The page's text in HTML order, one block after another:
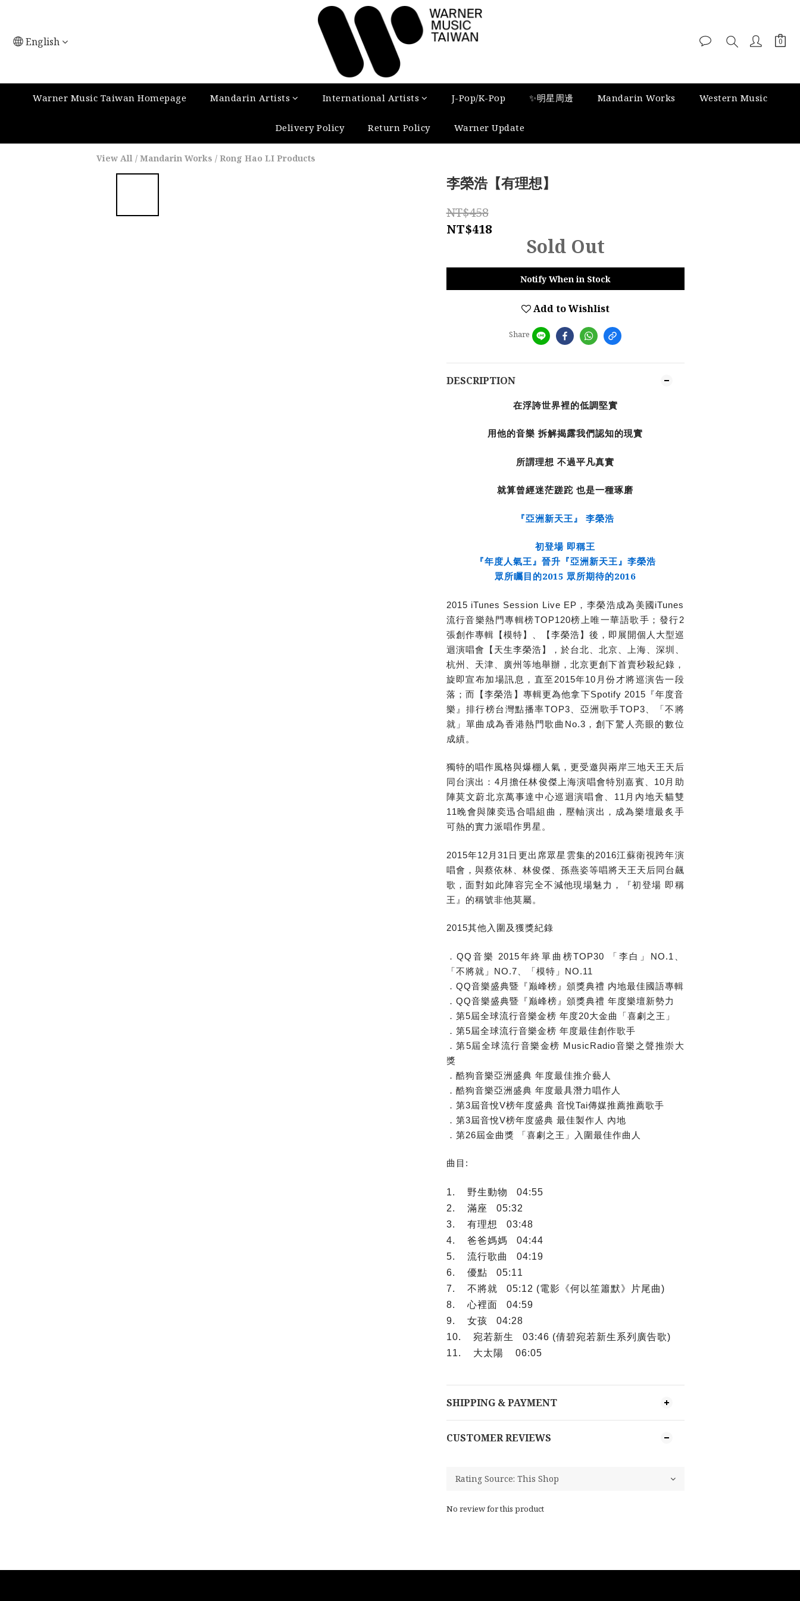
English
Warner Music Taiwan Homepage Mandarin Artists International Artists J-Pop/K-Pop ✨明星周邊 Mandarin Works Western Music
Delivery Policy Return Policy Warner Update
View All / Mandarin Works / Rong Hao LI Products
李榮浩【有理想】
NT$458
NT$418
Sold Out
Notify When in Stock
Add to Wishlist
Share
DESCRIPTION
在浮誇世界裡的低調堅實
用他的音樂 拆解揭露我們認知的現實
所謂理想 不過平凡真實
就算曾經迷茫蹉跎 也是一種琢磨
『亞洲新天王』 李榮浩
初登場 即稱王
『年度人氣王』晉升『亞洲新天王』李榮浩
眾所矚目的2015 眾所期待的2016
2015 iTunes Session Live EP，李榮浩成為美國iTunes
流行音樂熱門專輯榜TOP120榜上唯一華語歌手；發行2
張創作專輯【模特】、【李榮浩】後，即展開個人大型巡
迴演唱會【天生李榮浩】，於台北、北京、上海、深圳、
杭州、天津、廣州等地舉辦，北京更創下首賣秒殺紀錄，
旋即宣布加場訊息，直至2015年10月份才將巡演告一段
落；而【李榮浩】專輯更為他拿下Spotify 2015『年度音
樂』排行榜台灣點播率TOP3、亞洲歌手TOP3、「不將
就」單曲成為香港熱門歌曲No.3，創下驚人亮眼的數位
成績。
獨特的唱作風格與爆棚人氣，更受邀與兩岸三地天王天后
同台演出：4月擔任林俊傑上海演唱會特別嘉賓、10月助
陣莫文蔚北京萬事達中心巡迴演唱會、11月內地天貓雙
11晚會與陳奕迅合唱組曲，壓軸演出，成為樂壇最炙手
可熱的實力派唱作男星。
2015年12月31日更出席眾星雲集的2016江蘇衛視跨年演
唱會，與蔡依林、林俊傑、孫燕姿等唱將天王天后同台飆
歌，面對如此陣容完全不減他現場魅力，『初登場 即稱
王』的稱號非他莫屬。
2015其他入圍及獲獎紀錄
．QQ音樂 2015年終單曲榜TOP30 「李白」NO.1、
「不將就」NO.7、「模特」NO.11
．QQ音樂盛典暨『巅峰榜』頒獎典禮 内地最佳國語專輯
．QQ音樂盛典暨『巅峰榜』頒獎典禮 年度樂壇新勢力
．第5屆全球流行音樂金榜 年度20大金曲「喜劇之王」
．第5屆全球流行音樂金榜 年度最佳創作歌手
．第5屆全球流行音樂金榜 MusicRadio音樂之聲推崇大
獎
．酷狗音樂亞洲盛典 年度最佳推介藝人
．酷狗音樂亞洲盛典 年度最具潛力唱作人
．第3屆音悅V榜年度盛典 音悅Tai傳媒推薦推薦歌手
．第3屆音悅V榜年度盛典 最佳製作人 內地
．第26屆金曲獎 「喜劇之王」入圍最佳作曲人
曲目:
1. 野生動物 04:55
2. 滿座 05:32
3. 有理想 03:48
4. 爸爸媽媽 04:44
5. 流行歌曲 04:19
6. 優點 05:11
7. 不將就 05:12 (電影《何以笙簫默》片尾曲)
8. 心裡面 04:59
9. 女孩 04:28
10. 宛若新生 03:46 (倩碧宛若新生系列廣告歌)
11. 大太陽 06:05
SHIPPING & PAYMENT
CUSTOMER REVIEWS
No review for this product